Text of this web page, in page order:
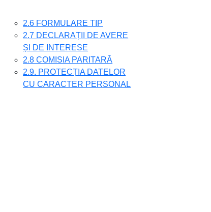
2.6 FORMULARE TIP
2.7 DECLARAȚII DE AVERE
ȘI DE INTERESE
2.8 COMISIA PARITARĂ
2.9. PROTECȚIA DATELOR
CU CARACTER PERSONAL